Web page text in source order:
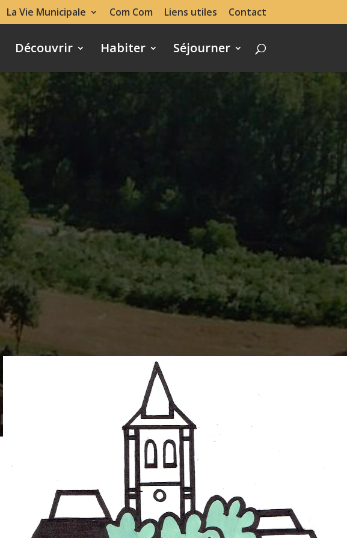
La Vie Municipale Com Com Liens utiles Contact
Découvrir Habiter Séjourner